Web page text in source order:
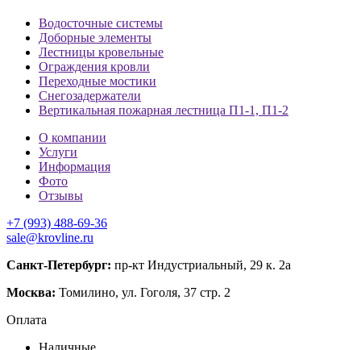
Водосточные системы
Доборные элементы
Лестницы кровельные
Ограждения кровли
Переходные мостики
Снегозадержатели
Вертикальная пожарная лестница П1-1, П1-2
О компании
Услуги
Информация
Фото
Отзывы
+7 (993) 488-69-36
sale@krovline.ru
Санкт-Петербург: пр-кт Индустриальный, 29 к. 2а
Москва: Томилино, ул. Гоголя, 37 стр. 2
Оплата
Наличные